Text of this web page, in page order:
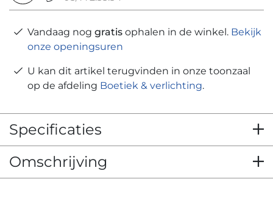
Vandaag nog gratis ophalen in de winkel. Bekijk
onze openingsuren
U kan dit artikel terugvinden in onze toonzaal
op de afdeling Boetiek & verlichting.
Specificaties
Omschrijving